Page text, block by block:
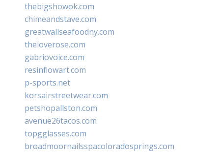
thebigshowok.com
chimeandstave.com
greatwallseafoodny.com
theloverose.com
gabriovoice.com
resinflowart.com
p-sports.net
korsairstreetwear.com
petshopallston.com
avenue26tacos.com
topgglasses.com
broadmoornailsspacoloradosprings.com